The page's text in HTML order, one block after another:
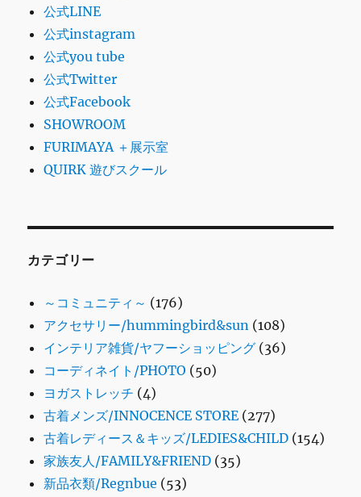
公式LINE
公式instagram
公式you tube
公式Twitter
公式Facebook
SHOWROOM
FURIMAYA ＋展示室
QUIRK 遊びスクール
カテゴリー
～コミュニティ～ (176)
アクセサリー/hummingbird&sun (108)
インテリア雑貨/ヤフーショッピング (36)
コーディネイト/PHOTO (50)
ヨガストレッチ (4)
古着メンズ/INNOCENCE STORE (277)
古着レディース＆キッズ/LEDIES&CHILD (154)
家族友人/FAMILY&FRIEND (35)
新品衣類/Regnbue (53)